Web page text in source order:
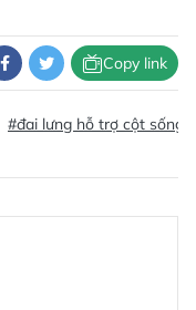
Copy link
#đai lưng hỗ trợ cột sống